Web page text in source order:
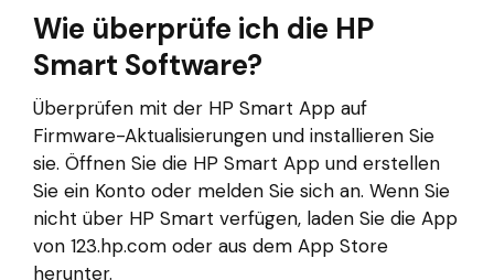
Wie überprüfe ich die HP
Smart Software?
Überprüfen mit der HP Smart App auf
Firmware-Aktualisierungen und installieren Sie
sie. Öffnen Sie die HP Smart App und erstellen
Sie ein Konto oder melden Sie sich an. Wenn Sie
nicht über HP Smart verfügen, laden Sie die App
von 123.hp.com oder aus dem App Store
herunter.